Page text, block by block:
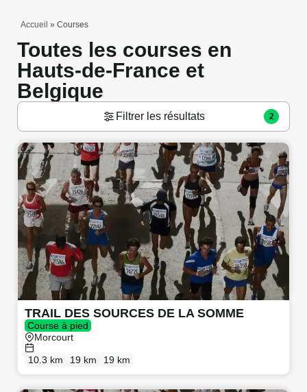
Accueil » Courses
Toutes les courses en
Hauts-de-France et
Belgique
Filtrer les résultats 2
TRAIL DES SOURCES DE LA SOMME
Course à pied
Morcourt
10.3 km 19 km 19 km